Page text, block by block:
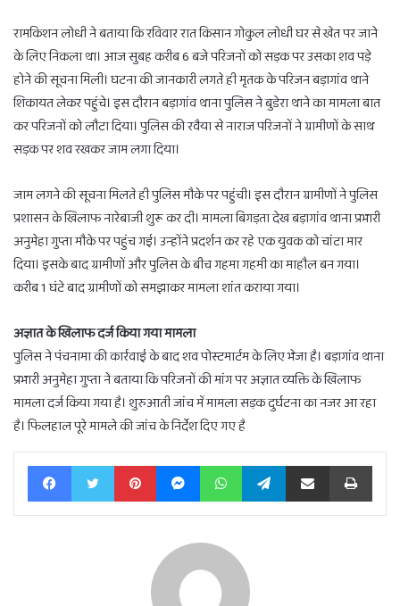
रामकिशन लोधी ने बताया कि रविवार रात किसान गोकुल लोधी घर से खेत पर जाने
के लिए निकला था। आज सुबह करीब 6 बजे परिजनों को सड़क पर उसका शव पड़े
होने की सूचना मिली। घटना की जानकारी लगते ही मृतक के परिजन बड़ागांव थाने
शिकायत लेकर पहुंचे। इस दौरान बड़ागांव थाना पुलिस ने बुडेरा थाने का मामला बात
कर परिजनों को लौटा दिया। पुलिस की रवैया से नाराज परिजनों ने ग्रामीणों के साथ
सड़क पर शव रखकर जाम लगा दिया।
जाम लगने की सूचना मिलते ही पुलिस मौके पर पहुंची। इस दौरान ग्रामीणों ने पुलिस
प्रशासन के खिलाफ नारेबाजी शुरू कर दी। मामला बिगड़ता देख बड़ागांव थाना प्रभारी
अनुमेहा गुप्ता मौके पर पहुंच गई। उन्होंने प्रदर्शन कर रहे एक युवक को चांटा मार
दिया। इसके बाद ग्रामीणों और पुलिस के बीच गहमा गहमी का माहौल बन गया।
करीब 1 घंटे बाद ग्रामीणों को समझाकर मामला शांत कराया गया।
अज्ञात के खिलाफ दर्ज किया गया मामला
पुलिस ने पंचनामा की कार्रवाई के बाद शव पोस्टमार्टम के लिए भेजा है। बड़ागांव थाना
प्रभारी अनुमेहा गुप्ता ने बताया कि परिजनों की मांग पर अज्ञात व्यक्ति के खिलाफ
मामला दर्ज किया गया है। शुरुआती जांच में मामला सड़क दुर्घटना का नजर आ रहा
है। फिलहाल पूरे मामले की जांच के निर्देश दिए गए है
FacebookTwitter PinterestMessengerWhatsAppTelegramShare via Email Print